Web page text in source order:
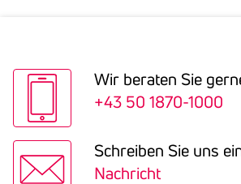
Wir beraten Sie
+43 50 1870-1000
Schreiben Sie uns
Nachricht